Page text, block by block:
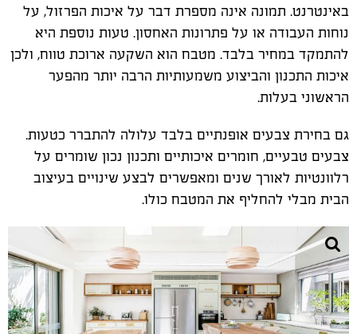
באינטרנט. תמונה אינה מספרת דבר על איכות הפרזול, על
נוחות העבודה או על פתרונות האחסון. טעות נוספת היא
להתמקד במחיר בלבד. מטבח הוא השקעה ארוכת טווח, ולכן
איכות התכנון והביצוע משמעותיות הרבה יותר מהפער
הראשוני בעלות.
גם בחירת צבעים אופנתיים בלבד עלולה להתברר כטעות.
צבעים טבעיים, חומרים איכותיים ותכנון נכון שומרים על
רלוונטיות לאורך שנים ומאפשרים לבצע שינויים בעיצוב
הבית מבלי להחליף את המטבח כולו.